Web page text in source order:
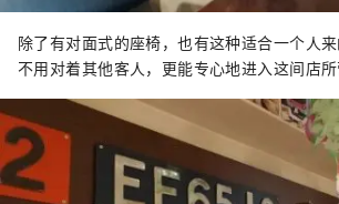
除了有对面式的座椅，也有这种适合一个人
不用对着其他客人，更能专心地进入这间店所